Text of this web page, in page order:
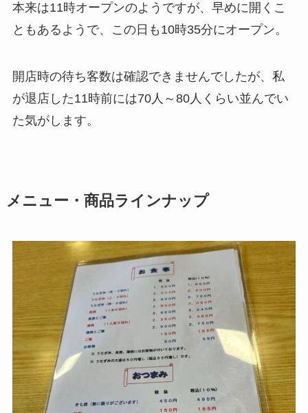
本来は11時オープンのようですが、早めに開くこ
ともあるようで、この日も10時35分にオープン。
開店時の待ち客数は確認できませんでしたが、私
が退店した11時前には70人～80人くらい並んでい
た気がします。
メニュー・商品ラインナップ